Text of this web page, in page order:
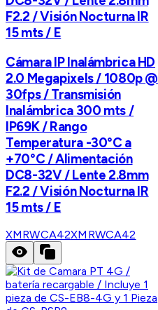
F2.2 / Visión Nocturna IR
15 mts / E
Cámara IP Inalámbrica HD
2.0 Megapixels / 1080p @
30fps / Transmisión
Inalámbrica 300 mts /
IP69K / Rango
Temperatura -30°C a
+70°C / Alimentación
DC8-32V / Lente 2.8mm
F2.2 / Visión Nocturna IR
15 mts / E
XMRWCA42XMRWCA42